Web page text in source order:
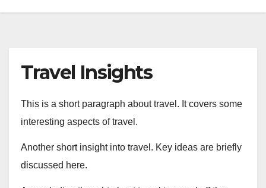
Travel Insights
This is a short paragraph about travel. It covers some
interesting aspects of travel.
Another short insight into travel. Key ideas are briefly
discussed here.